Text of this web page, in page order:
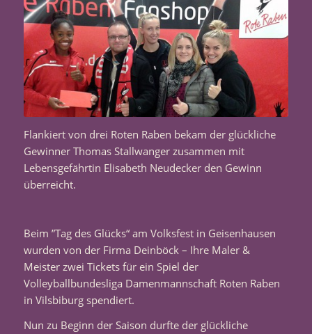
Flankiert von drei Roten Raben bekam der glückliche
Gewinner Thomas Stallwanger zusammen mit
Lebensgefährtin Elisabeth Neudecker den Gewinn
überreicht.
Beim ”Tag des Glücks“ am Volksfest in Geisenhausen
wurden von der Firma Deinböck – Ihre Maler &
Meister zwei Tickets für ein Spiel der
Volleyballbundesliga Damenmannschaft Roten Raben
in Vilsbiburg spendiert.
Nun zu Beginn der Saison durfte der glückliche